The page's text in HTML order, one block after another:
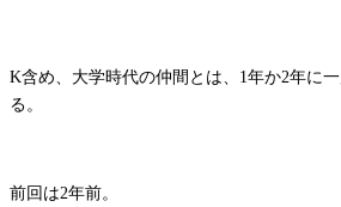
K含め、大学時代の仲間とは、1年か2年に
る。
前回は2年前。